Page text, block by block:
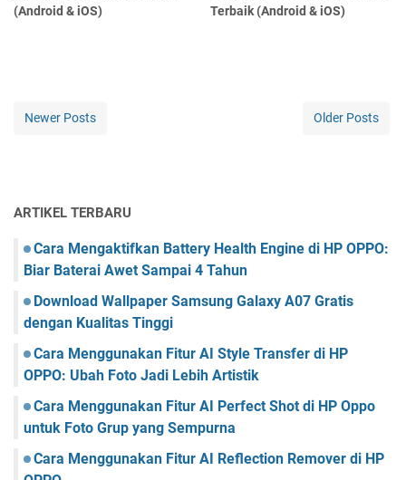
(Android & iOS)
Terbaik (Android & iOS)
Newer Posts Older Posts
ARTIKEL TERBARU
Cara Mengaktifkan Battery Health Engine di HP OPPO:
Biar Baterai Awet Sampai 4 Tahun
Download Wallpaper Samsung Galaxy A07 Gratis
dengan Kualitas Tinggi
Cara Menggunakan Fitur AI Style Transfer di HP
OPPO: Ubah Foto Jadi Lebih Artistik
Cara Menggunakan Fitur AI Perfect Shot di HP Oppo
untuk Foto Grup yang Sempurna
Cara Menggunakan Fitur AI Reflection Remover di HP